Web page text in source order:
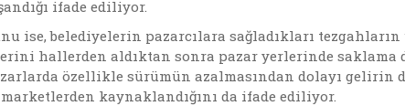
ifade ediliyor.
ise, belediyelerin pazarcılara sağladıkları
hallerden aldıktan sonra pazar yerlerinde saklama
özellikle sürümün azalmasından dolayı
kaynaklandığını da ifade ediliyor.